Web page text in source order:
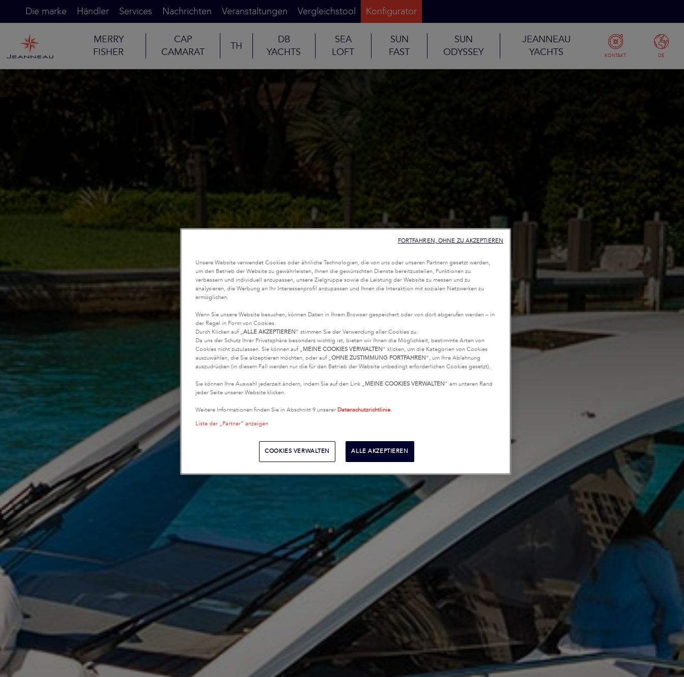
Die marke Händler Services Nachrichten Veranstaltungen Vergleichstool Konfigurator
MERRY
FISHER
CAP
CAMARAT
TH
DB
YACHTS
SEA
LOFT
SUN
FAST
SUN
ODYSSEY
JEANNEAU
YACHTS
KONTAKT DE
Unsere Website verwendet Cookies oder ähnliche Technologien, die von uns oder unseren Partnern gesetzt werden,
um den Betrieb der Website zu gewährleisten, Ihnen die gewünschten Dienste bereitzustellen, Funktionen zu
verbessern und individuell anzupassen, unsere Zielgruppe sowie die Leistung der Website zu messen und zu
analysieren, die Werbung an Ihr Interessenprofil anzupassen und Ihnen die Interaktion mit sozialen Netzwerken zu
ermöglichen.
Wenn Sie unsere Website besuchen, können Daten in Ihrem Browser gespeichert oder von dort abgerufen werden – in
der Regel in Form von Cookies.
Durch Klicken auf „ALLE AKZEPTIEREN“ stimmen Sie der Verwendung aller Cookies zu.
Da uns der Schutz Ihrer Privatsphäre besonders wichtig ist, bieten wir Ihnen die Möglichkeit, bestimmte Arten von
Cookies nicht zuzulassen. Sie können auf „MEINE COOKIES VERWALTEN“ klicken, um die Kategorien von Cookies
auszuwählen, die Sie akzeptieren möchten, oder auf „OHNE ZUSTIMMUNG FORTFAHREN“, um Ihre Ablehnung
auszudrücken (in diesem Fall werden nur die für den Betrieb der Website unbedingt erforderlichen Cookies gesetzt).
Sie können Ihre Auswahl jederzeit ändern, indem Sie auf den Link „MEINE COOKIES VERWALTEN“ am unteren Rand
jeder Seite unserer Website klicken.
Weitere Informationen finden Sie in Abschnitt 9 unserer Datenschutzrichtlinie.
Liste der „Partner“ anzeigen
COOKIES VERWALTEN ALLE AKZEPTIEREN
FORTFAHREN, OHNE ZU AKZEPTIEREN